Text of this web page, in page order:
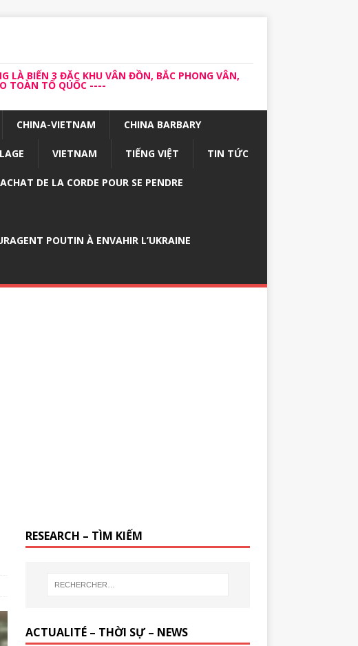
LÀ BIẾN 3 ĐẶC KHU VÂN ĐỒN, BẮC PHONG VÂN,
TOÀN TỔ QUỐC ----
CHINA-VIETNAM CHINA BARBARY
VIETNAM TIẾNG VIỆT TIN TỨC
DE LA CORDE POUR SE PENDRE
POUTIN À ENVAHIR L’UKRAINE
RESEARCH – TÌM KIẾM
ACTUALITÉ – THỜI SỰ – NEWS